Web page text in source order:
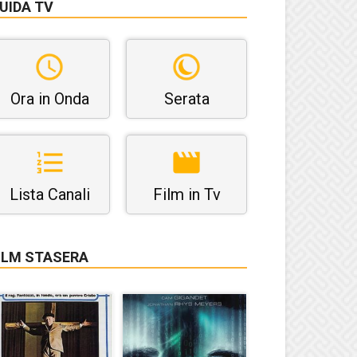
TV
Ora in Onda Serata
Lista Canali Film in Tv
STASERA